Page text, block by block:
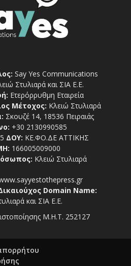
Say Yes Communications
Στυλιαρά και ΣΙΑ Ε.Ε.
Ετερόρρυθμη Εταιρεία
Μέτοχος: Κλειώ Στυλιαρά
Σκουζέ 14, 18536 Πειραιάς
+30 2130990585
ΔΟΥ: ΚΕ.ΦΟ.ΔΕ ΑΤΤΙΚΗΣ
166005009000
Κλειώ Στυλιαρά
Domain Name:
και ΣΙΑ Ε.Ε.
Μ.Η.Τ. 252127